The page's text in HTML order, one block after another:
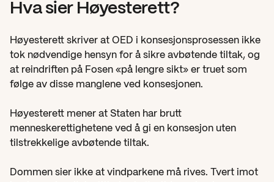
Hva sier Høyesterett?
Høyesterett skriver at OED i konsesjonsprosessen ikke
tok nødvendige hensyn for å sikre avbøtende tiltak, og
at reindriften på Fosen «på lengre sikt» er truet som
følge av disse manglene ved konsesjonen.
Høyesterett mener at Staten har brutt
menneskerettighetene ved å gi en konsesjon uten
tilstrekkelige avbøtende tiltak.
Dommen sier ikke at vindparkene må rives. Tvert imot